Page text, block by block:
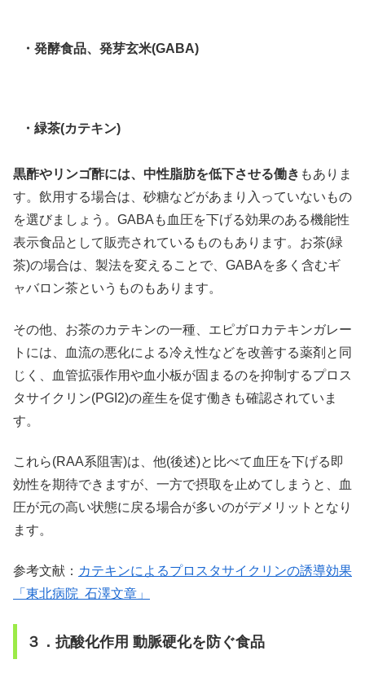
・発酵食品、発芽玄米(GABA)
・緑茶(カテキン)
黒酢やリンゴ酢には、中性脂肪を低下させる働き もありま
す。飲用する場合は、砂糖などがあまり入っていないもの
を選びましょう。GABAも血圧を下げる効果のある機能性
表示食品として販売されているものもあります。お茶(緑
茶)の場合は、製法を変えることで、GABAを多く含むギ
ャバロン茶というものもあります。
その他、お茶のカテキンの一種、エピガロカテキンガレー
トには、血流の悪化による冷え性などを改善する薬剤と同
じく、血管拡張作用や血小板が固まるのを抑制するプロス
タサイクリン(PGI2)の産生を促す働きも確認されていま
す。
これら(RAA系阻害)は、他(後述)と比べて血圧を下げる即
効性を期待できますが、一方で摂取を止めてしまうと、血
圧が元の高い状態に戻る場合が多いのがデメリットとなり
ます。
参考文献： カテキンによるプロスタサイクリンの誘導効果
「東北病院 石澤文章」
３．抗酸化作用 動脈硬化を防ぐ食品